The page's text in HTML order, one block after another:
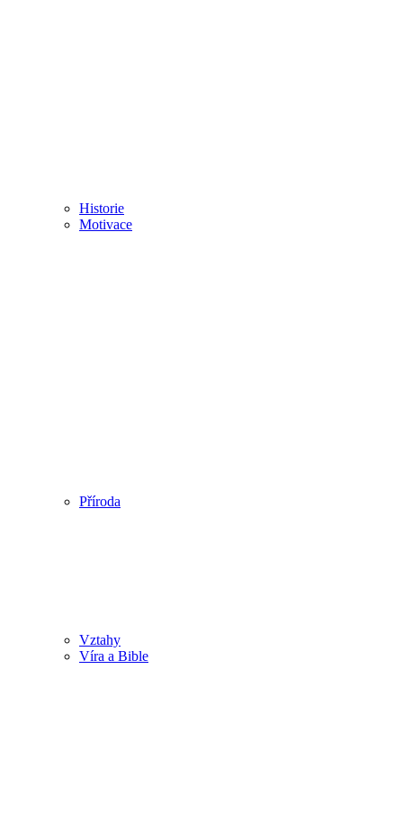
Historie
Motivace
Příroda
Vztahy
Víra a Bible